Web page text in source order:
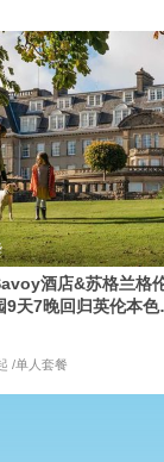
酒店&苏格兰格
9天7晚回归英伦本色
/单人套餐